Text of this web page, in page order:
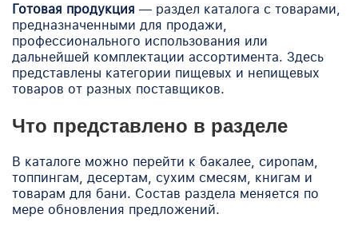
Готовая продукция — раздел каталога с товарами,
предназначенными для продажи,
профессионального использования или
дальнейшей комплектации ассортимента. Здесь
представлены категории пищевых и непищевых
товаров от разных поставщиков.
Что представлено в разделе
В каталоге можно перейти к бакалее, сиропам,
топпингам, десертам, сухим смесям, книгам и
товарам для бани. Состав раздела меняется по
мере обновления предложений.